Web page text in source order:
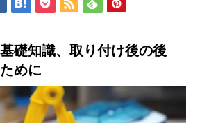
礎知識、取り付け後の後
めに